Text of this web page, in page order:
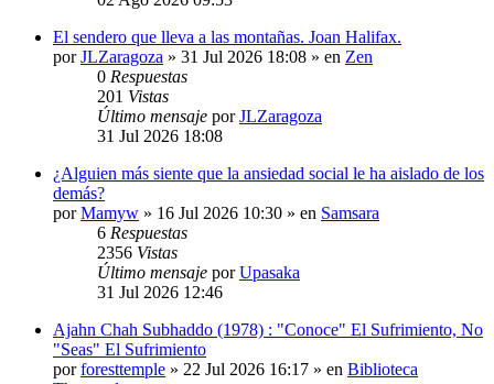
El sendero que lleva a las montañas. Joan Halifax.
porJLZaragoza » 31 Jul 2026 18:08 » en Zen
0 Respuestas
201 Vistas
Último mensaje porJLZaragoza
31 Jul 2026 18:08
¿Alguien más siente que la ansiedad social le ha aislado de los
demás?
porMamyw » 16 Jul 2026 10:30 » en Samsara
6 Respuestas
2356 Vistas
Último mensaje porUpasaka
31 Jul 2026 12:46
Ajahn Chah Subhaddo (1978) : "Conoce" El Sufrimiento, No
"Seas" El Sufrimiento
porforesttemple » 22 Jul 2026 16:17 » en Biblioteca